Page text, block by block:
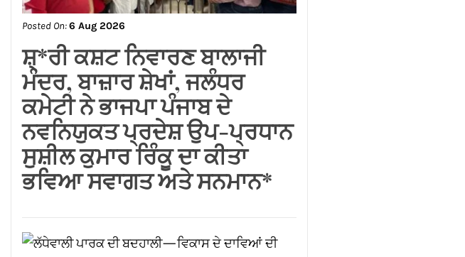
Posted On:6 Aug 2026
ਬਿਜਲੀ ਬਿੱਲ ਮੁਆਫ਼ ਕਰਕੇ ਪੰਜਾਬ
ਰਾਹਤ ਦਿੱਤੀ : ਕੀਮਤੀ ਭਗਤ